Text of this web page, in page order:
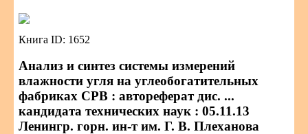
Книга ID: 1652
Анализ и синтез системы измерений
влажности угля на углеобогатительных
фабриках СРВ : автореферат дис. ...
кандидата технических наук : 05.11.13
Ленингр. горн. ин-т им. Г. В. Плеханова